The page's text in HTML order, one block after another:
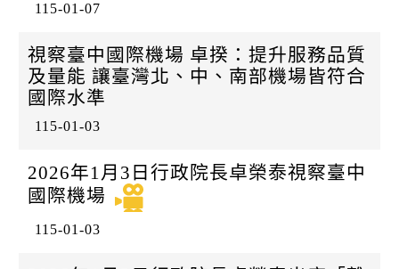
115-01-07
視察臺中國際機場 卓揆：提升服務品質
及量能 讓臺灣北、中、南部機場皆符合
國際水準
115-01-03
2026年1月3日行政院長卓榮泰視察臺中
國際機場
115-01-03